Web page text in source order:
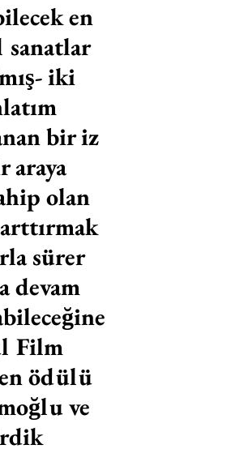
UNLIMITED
en
sanatlar
iki
bir iz
araya
olan
sürer
devam
Film
ödülü
ve